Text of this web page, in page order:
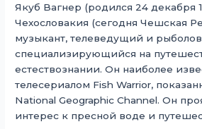
Якуб Вагнер (родился 24 декабря
Чехословакия (сегодня Чешская
музыкант, телеведущий и
специализирующийся на
естествознании. Он наиболее
телесериалом Fish Warrior,
National Geographic Channel. Он
интерес к пресной воде и